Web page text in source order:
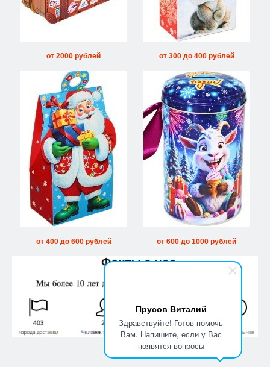
Прусов Виталий
Здравствуйте! Готов помочь
Вам. Напишите, если у Вас
появятся вопросы
от 2000 рублей от 300 до 400 рублей
от 400 до 600 рублей от 600 до 1000 рублей